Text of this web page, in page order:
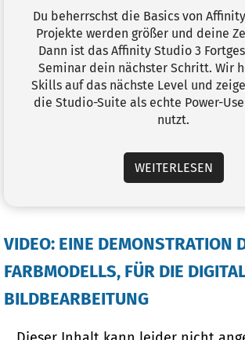
Du beherrschst die Basics von
Projekte werden größer und deine
Dann ist das Affinity Studio 3
Seminar dein nächster Schritt. Wir
Skills auf das nächste Level und
die Studio-Suite als echte Power-
nutzt.
WEITERLESEN
VIDEO: EINE DEMONSTRATION
FARBMODELLS, FÜR DIE
BILDBEARBEITUNG